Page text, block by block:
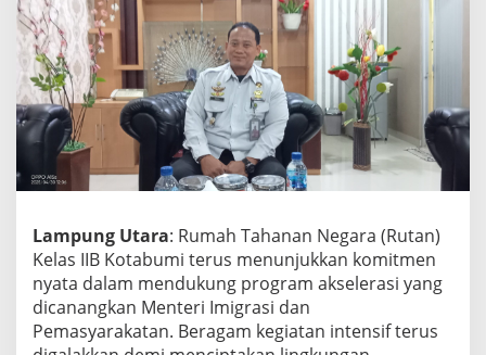
B
K
o
t
a
b
u
m
i
e
n
c
a
r
k
a
Lampung Utara: Rumah Tahanan Negara (Rutan)
Kelas IIB Kotabumi terus menunjukkan komitmen
nyata dalam mendukung program akselerasi yang
dicanangkan Menteri Imigrasi dan
Pemasyarakatan. Beragam kegiatan intensif terus